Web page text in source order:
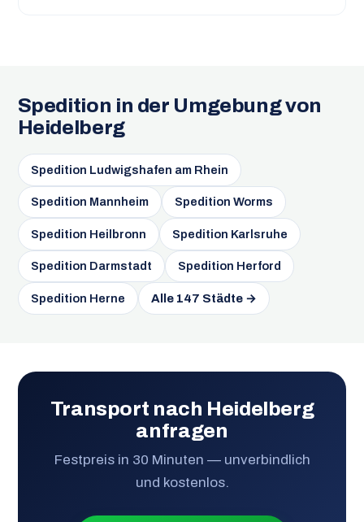
Spedition in der Umgebung von
Heidelberg
Spedition Ludwigshafen am Rhein
Spedition Mannheim Spedition Worms
Spedition Heilbronn Spedition Karlsruhe
Spedition Darmstadt Spedition Herford
Spedition Herne Alle 147 Städte →
Transport nach Heidelberg
anfragen
Festpreis in 30 Minuten — unverbindlich
und kostenlos.